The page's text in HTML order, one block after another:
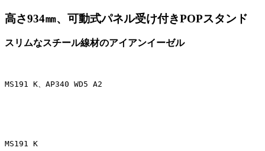
高さ934㎜、可動式パネル受け付きPOPスタンド
スリムなスチール線材のアイアンイーゼル
MS191 K、AP340 WD5 A2
MS191 K